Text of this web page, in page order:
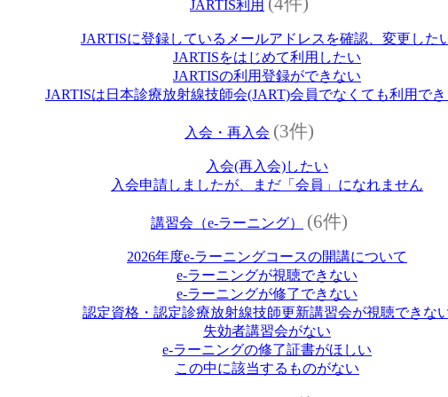
JARTIS利用
JARTISに登録しているメールアドレスを確認、変更した
JARTISをはじめて利用したい
JARTISの利用登録ができない
JARTISは日本診療放射線技師会(JART)会員でなくても利用で
入会・再入会 (3件)
入会(再入会)したい
入会申請しましたが、まだ「会員」になれません
講習会（e‐ラーニング） (6件)
2026年度e‐ラーニングコースの開講について
e‐ラーニングが視聴できない
e‐ラーニングが修了できない
認定資格・認定診療放射線技師更新講習会が視聴できな
失効者講習会がない
e‐ラーニングの修了証書がほしい
この中に該当するものがない